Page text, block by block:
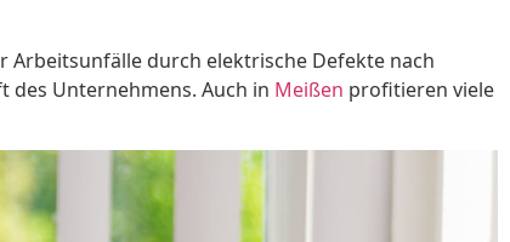
Arbeitsunfälle durch elektrische Defekte nach
des Unternehmens. Auch in Meißen profitieren viele